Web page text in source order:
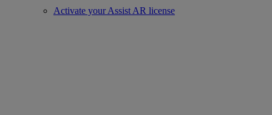
Activate your Assist AR license